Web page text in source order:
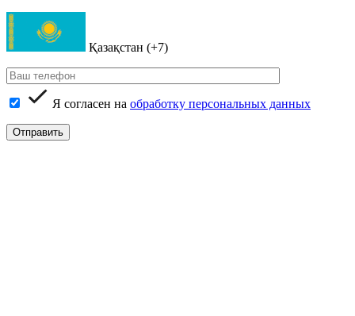
Қазақстан (+7)
Я согласен на обработку персональных данных